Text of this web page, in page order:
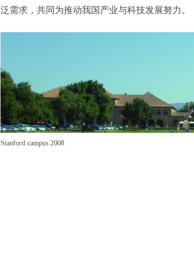
泛需求，共同为推动我国产业与科技发展努力。
Stanford campus 2008